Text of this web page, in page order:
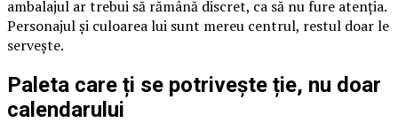
ambalajul ar trebui să rămână discret, ca să nu fure atenția.
Personajul și culoarea lui sunt mereu centrul, restul doar le
servește.
Paleta care ți se potrivește ție, nu doar
calendarului